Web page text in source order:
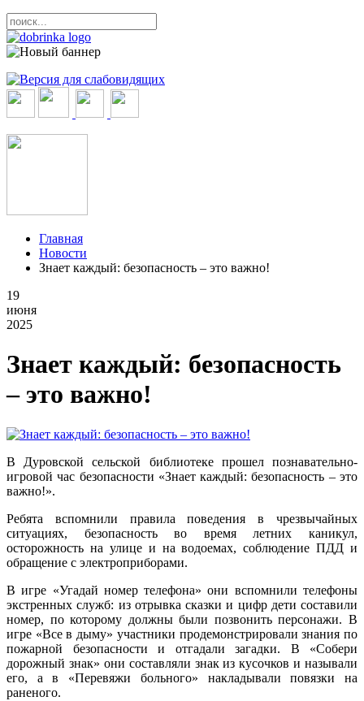
Главная
Новости
Знает каждый: безопасность – это важно!
19
июня
2025
Знает каждый: безопасность
– это важно!
В Дуровской сельской библиотеке прошел познавательно-
игровой час безопасности «Знает каждый: безопасность – это
важно!».
Ребята вспомнили правила поведения в чрезвычайных
ситуациях, безопасность во время летних каникул,
осторожность на улице и на водоемах, соблюдение ПДД и
обращение с электроприборами.
В игре «Угадай номер телефона» они вспомнили телефоны
экстренных служб: из отрывка сказки и цифр дети составили
номер, по которому должны были позвонить персонажи. В
игре «Все в дыму» участники продемонстрировали знания по
пожарной безопасности и отгадали загадки. В «Собери
дорожный знак» они составляли знак из кусочков и называли
его, а в «Перевяжи больного» накладывали повязки на
раненого.